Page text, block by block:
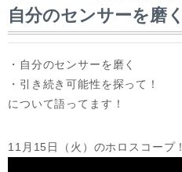
自分のセンサーを磨く
・自分のセンサーを磨く
・引き続き可能性を探って！
について語ってます！
11月15日（火）のホロスコープ！